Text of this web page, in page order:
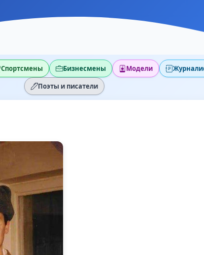
Спортсмены Бизнесмены Модели
Поэты и писатели